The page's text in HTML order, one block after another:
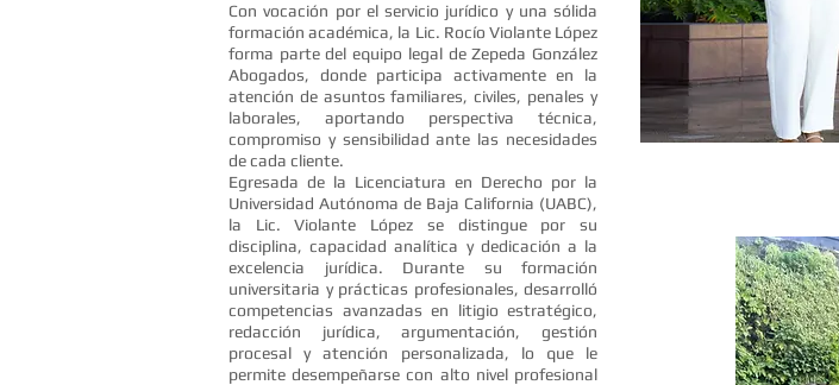
Con vocación por el servicio jurídico y una sólida
formación académica, la Lic. Rocío Violante López
forma parte del equipo legal de Zepeda González
Abogados, donde participa activamente en la
atención de asuntos familiares, civiles, penales y
laborales, aportando perspectiva técnica,
compromiso y sensibilidad ante las necesidades
de cada cliente.
Egresada de la Licenciatura en Derecho por la
Universidad Autónoma de Baja California (UABC),
la Lic. Violante López se distingue por su
disciplina, capacidad analítica y dedicación a la
excelencia jurídica. Durante su formación
universitaria y prácticas profesionales, desarrolló
competencias avanzadas en litigio estratégico,
redacción jurídica, argumentación, gestión
procesal y atención personalizada, lo que le
permite desempeñarse con alto nivel profesional